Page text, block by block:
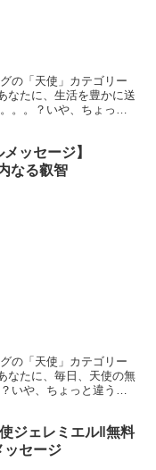
の「天使」カテゴリー
なたに、生活を豊かに送
。。？いや、ちょっと
メッセージ】
なる叡智
の「天使」カテゴリー
なたに、毎日、天使の無
いや、ちょっと違うか
ジェレミエル‖無料
ッセージ